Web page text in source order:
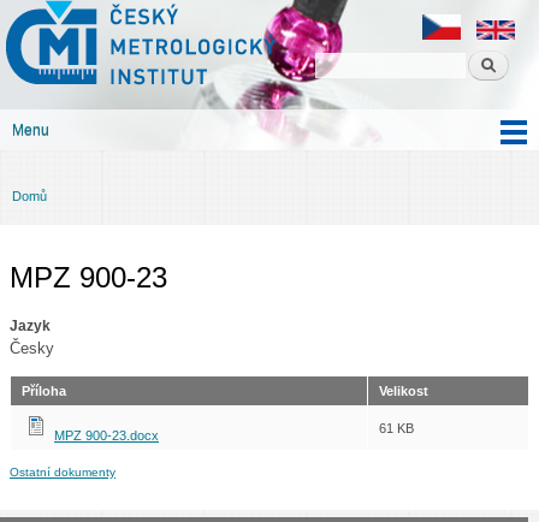
obsahu
Český
metrologický
institut
Menu
Jste zde
Domů
MPZ 900-23
Jazyk
Česky
Příloha Velikost
MPZ 900-23.docx 61 KB
Ostatní dokumenty